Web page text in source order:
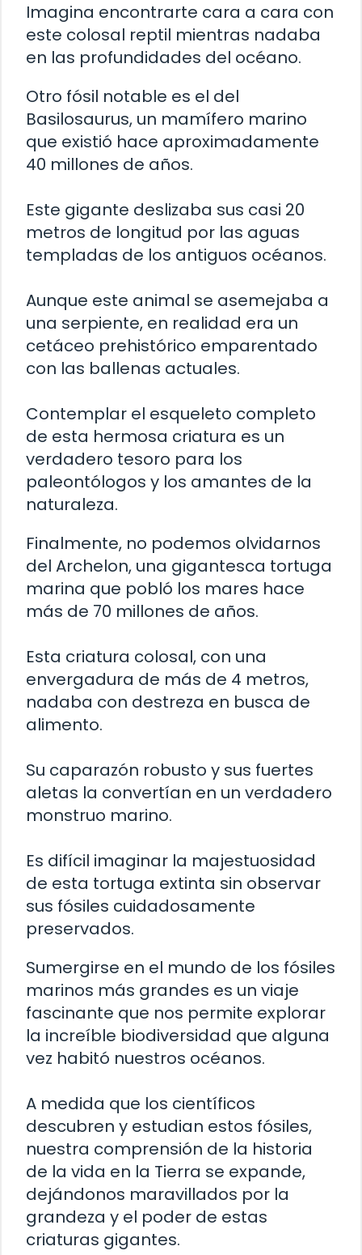
Imagina encontrarte cara a cara con
este colosal reptil mientras nadaba
en las profundidades del océano.
Otro fósil notable es el del
Basilosaurus, un mamífero marino
que existió hace aproximadamente
40 millones de años.
Este gigante deslizaba sus casi 20
metros de longitud por las aguas
templadas de los antiguos océanos.
Aunque este animal se asemejaba a
una serpiente, en realidad era un
cetáceo prehistórico emparentado
con las ballenas actuales.
Contemplar el esqueleto completo
de esta hermosa criatura es un
verdadero tesoro para los
paleontólogos y los amantes de la
naturaleza.
Finalmente, no podemos olvidarnos
del Archelon, una gigantesca tortuga
marina que pobló los mares hace
más de 70 millones de años.
Esta criatura colosal, con una
envergadura de más de 4 metros,
nadaba con destreza en busca de
alimento.
Su caparazón robusto y sus fuertes
aletas la convertían en un verdadero
monstruo marino.
Es difícil imaginar la majestuosidad
de esta tortuga extinta sin observar
sus fósiles cuidadosamente
preservados.
Sumergirse en el mundo de los fósiles
marinos más grandes es un viaje
fascinante que nos permite explorar
la increíble biodiversidad que alguna
vez habitó nuestros océanos.
A medida que los científicos
descubren y estudian estos fósiles,
nuestra comprensión de la historia
de la vida en la Tierra se expande,
dejándonos maravillados por la
grandeza y el poder de estas
criaturas gigantes.